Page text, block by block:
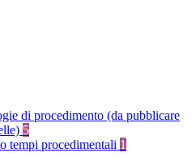
di procedimento (da pubblicare
5
tempi procedimentali 1